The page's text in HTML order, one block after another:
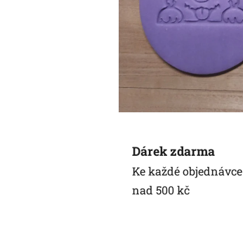
Dárek zdarma
Ke každé objednávce
nad 500 kč